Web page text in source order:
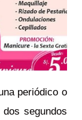
periódico o
segundos